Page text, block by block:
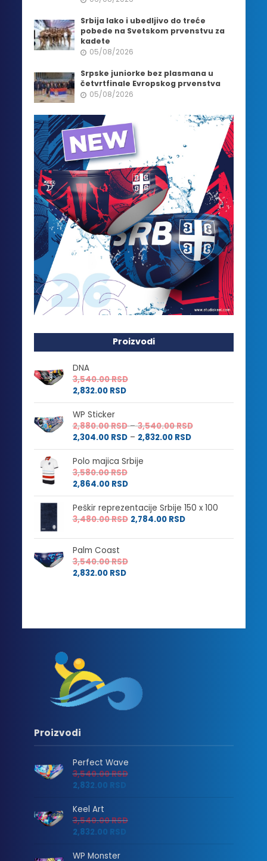
Srbija lako i ubedljivo do treće
pobede na Svetskom prvenstvu za
kadete
05/08/2026
Srpske juniorke bez plasmana u
četvrtfinale Evropskog prvenstva
05/08/2026
Proizvodi
DNA
3,540.00RSD
2,832.00 RSD
WP Sticker
2,880.00RSD – 3,540.00RSDRaspon
od
2,304.00 RSD – 2,832.00 RSDRaspon
cena:
2,832.00 RSD
Polo majica Srbije
3,580.00RSD
2,864.00 RSD
Peškir reprezentacije Srbije 150 x 100
3,480.00RSD 2,784.00 RSD
Palm Coast
3,540.00RSD
2,832.00 RSD
Proizvodi
Perfect Wave
3,540.00RSD
2,832.00 RSD
Keel Art
3,540.00RSD
2,832.00 RSD
WP Monster